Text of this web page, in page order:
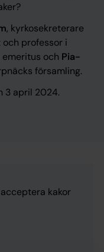
, kyrkosekreterare
och professor i
emeritus och Pia-
församling.
3 april 2024.
kakor